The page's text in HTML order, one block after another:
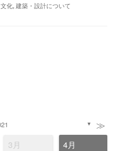
化, 建築・設計について
▼ ≫
3月 4月